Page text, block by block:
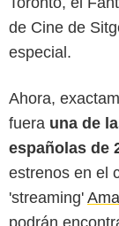
de Cine de
especial.
Ahora,
fuera una de
españolas de
estrenos en el
'streaming'
podrán